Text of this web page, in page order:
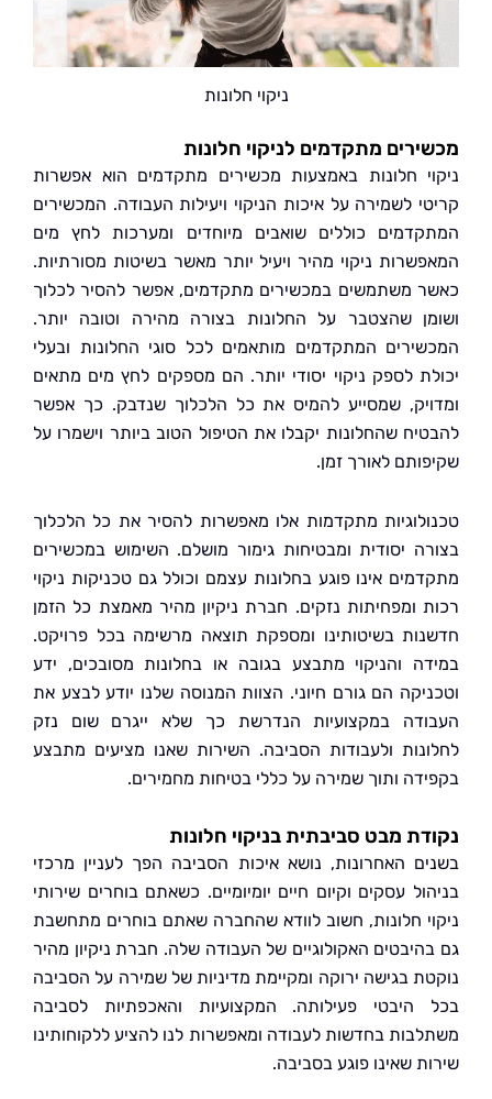
ניקוי חלונות
מתקדמים לניקוי חלונות
חלונות באמצעות מכשירים מתקדמים הוא אפשרות
לשמירה על איכות הניקוי ויעילות העבודה. המכשירים
כוללים שואבים מיוחדים ומערכות לחץ מים
ניקוי מהיר ויעיל יותר מאשר בשיטות מסורתיות.
משתמשים במכשירים מתקדמים, אפשר להסיר לכלוך
שהצטבר על החלונות בצורה מהירה וטובה יותר.
המתקדמים מותאמים לכל סוגי החלונות ובעלי
לספק ניקוי יסודי יותר. הם מספקים לחץ מים מתאים
שמסייע להמיס את כל הלכלוך שנדבק. כך אפשר
שהחלונות יקבלו את הטיפול הטוב ביותר וישמרו על
לאורך זמן.
מתקדמות אלו מאפשרות להסיר את כל הלכלוך
יסודית ומבטיחות גימור מושלם. השימוש במכשירים
אינו פוגע בחלונות עצמם וכולל גם טכניקות ניקוי
ומפחיתות נזקים. חברת ניקיון מהיר מאמצת כל הזמן
בשיטותינו ומספקת תוצאה מרשימה בכל פרויקט.
והניקוי מתבצע בגובה או בחלונות מסובכים, ידע
הם גורם חיוני. הצוות המנוסה שלנו יודע לבצע את
במקצועיות הנדרשת כך שלא ייגרם שום נזק
ולעבודות הסביבה. השירות שאנו מציעים מתבצע
ותוך שמירה על כללי בטיחות מחמירים.
מבט סביבתית בניקוי חלונות
האחרונות, נושא איכות הסביבה הפך לעניין מרכזי
עסקים וקיום חיים יומיומיים. כשאתם בוחרים שירותי
חלונות, חשוב לוודא שהחברה שאתם בוחרים מתחשבת
האקולוגיים של העבודה שלה. חברת ניקיון מהיר
בגישה ירוקה ומקיימת מדיניות של שמירה על הסביבה
היבטי פעילותה. המקצועיות והאכפתיות לסביבה
בחדשות לעבודה ומאפשרות לנו להציע ללקוחותינו
שאינו פוגע בסביבה.